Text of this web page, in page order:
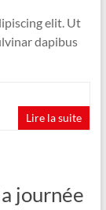
elit. Ut
dapibus
Lire la suite
journée